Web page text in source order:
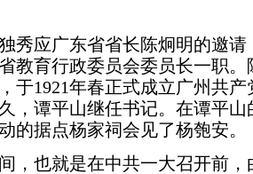
秀应广东省省长陈炯明的邀
教育行政委员会委员长一职
于1921年春正式成立广州共
，谭平山继任书记。在谭平
的据点杨家祠会见了杨匏安。
，也就是在中共一大召开前